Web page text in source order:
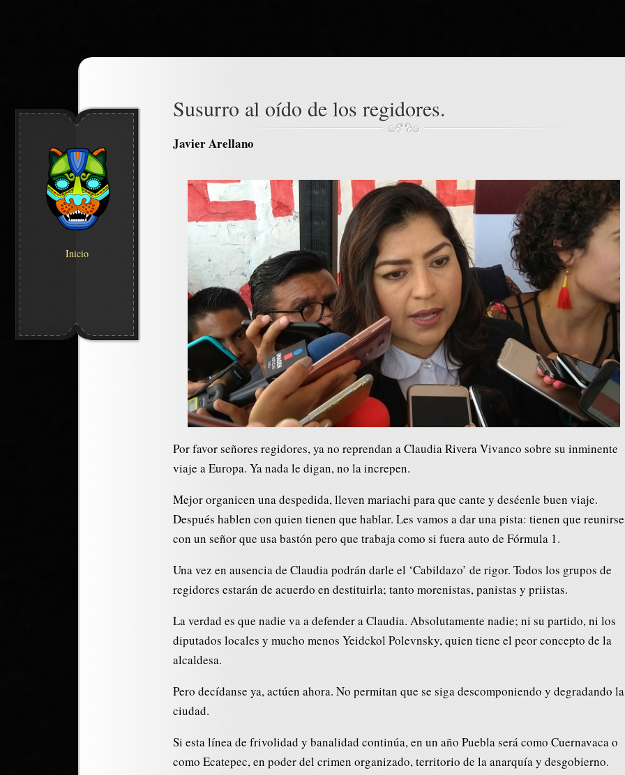
Inicio
Susurro al oído de los regidores.
Javier Arellano
Por favor señores regidores, ya no reprendan a Claudia Rivera Vivanco sobre su inminente
viaje a Europa. Ya nada le digan, no la increpen.
Mejor organicen una despedida, lleven mariachi para que cante y deséenle buen viaje.
Después hablen con quien tienen que hablar. Les vamos a dar una pista: tienen que reunirse
con un señor que usa bastón pero que trabaja como si fuera auto de Fórmula 1.
Una vez en ausencia de Claudia podrán darle el ‘Cabildazo’ de rigor. Todos los grupos de
regidores estarán de acuerdo en destituirla; tanto morenistas, panistas y priistas.
La verdad es que nadie va a defender a Claudia. Absolutamente nadie; ni su partido, ni los
diputados locales y mucho menos Yeidckol Polevnsky, quien tiene el peor concepto de la
alcaldesa.
Pero decídanse ya, actúen ahora. No permitan que se siga descomponiendo y degradando la
ciudad.
Si esta línea de frivolidad y banalidad continúa, en un año Puebla será como Cuernavaca o
como Ecatepec, en poder del crimen organizado, territorio de la anarquía y desgobierno.